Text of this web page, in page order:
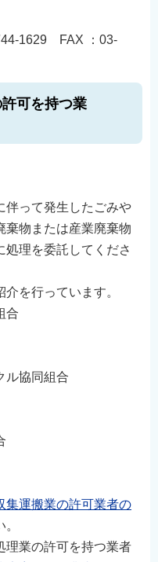
1629 FAX ：03-
可を持つ業
伴って発生したごみや
棄物または産業廃棄物
理を委託してくださ
を行っています。
合
ル協同組合
集運搬業の許可業者の
理業の許可を持つ業者